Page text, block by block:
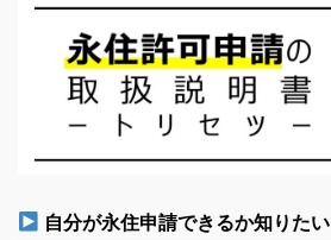
自分が永住申請できるか知りたい